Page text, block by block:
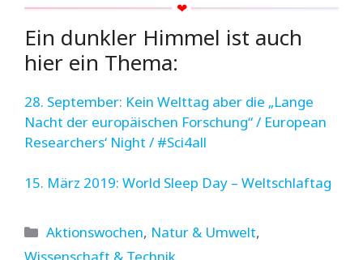
Ein dunkler Himmel ist auch
hier ein Thema:
28. September: Kein Welttag aber die „Lange
Nacht der europäischen Forschung“ / European
Researchers‘ Night / #Sci4all
15. März 2019: World Sleep Day – Weltschlaftag
Kategorien
Aktionswochen, Natur & Umwelt,